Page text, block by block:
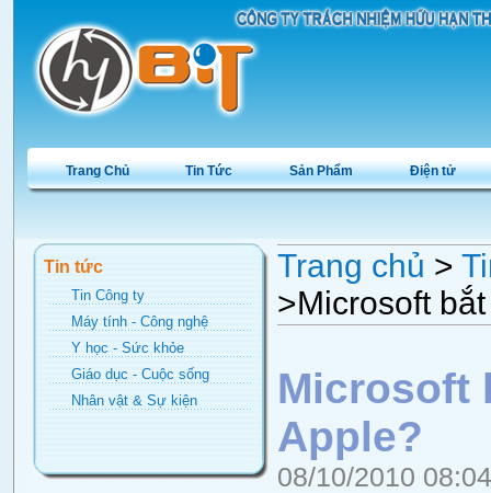
Trang Chủ Tin Tức Sản Phẩm Điện tử
Tin tức
Tin Công ty
Máy tính - Công nghệ
Y học - Sức khỏe
Giáo dục - Cuộc sống
Nhân vật & Sự kiện
Trang chủ >
>Microsoft
Microsoft
Apple?
08/10/2010